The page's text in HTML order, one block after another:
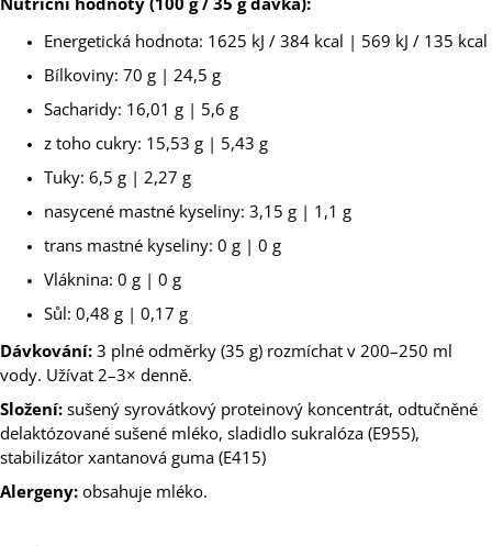
Energetická hodnota: 1625 kJ / 384 kcal | 569 kJ / 135 kcal
Bílkoviny: 70 g | 24,5 g
Sacharidy: 16,01 g | 5,6 g
z toho cukry: 15,53 g | 5,43 g
Tuky: 6,5 g | 2,27 g
nasycené mastné kyseliny: 3,15 g | 1,1 g
trans mastné kyseliny: 0 g | 0 g
Vláknina: 0 g | 0 g
Sůl: 0,48 g | 0,17 g
Dávkování: 3 plné odměrky (35 g) rozmíchat v 200–250 ml
vody. Užívat 2–3× denně.
Složení: sušený syrovátkový proteinový koncentrát, odtučněné
delaktózované sušené mléko, sladidlo sukralóza (E955),
stabilizátor xantanová guma (E415)
Alergeny: obsahuje mléko.